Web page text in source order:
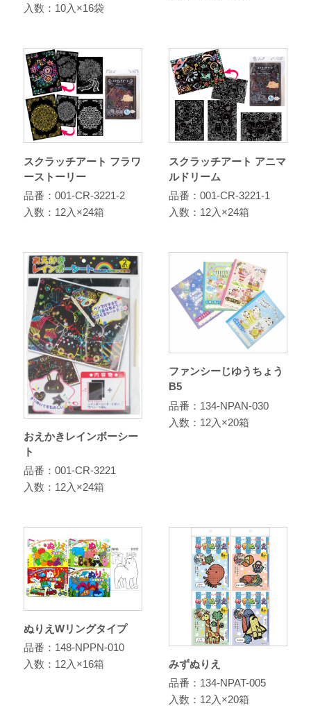
入数：10入×16袋
スクラッチアート フラワ
ーストーリー
品番：001-CR-3221-2
入数：12入×24箱
スクラッチアート アニマ
ルドリーム
品番：001-CR-3221-1
入数：12入×24箱
おえかきレインボーシー
ト
品番：001-CR-3221
入数：12入×24箱
ファンシーじゆうちょう
B5
品番：134-NPAN-030
入数：12入×20箱
ぬりえWリングタイプ
品番：148-NPPN-010
入数：12入×16箱
みずぬりえ
品番：134-NPAT-005
入数：12入×20箱